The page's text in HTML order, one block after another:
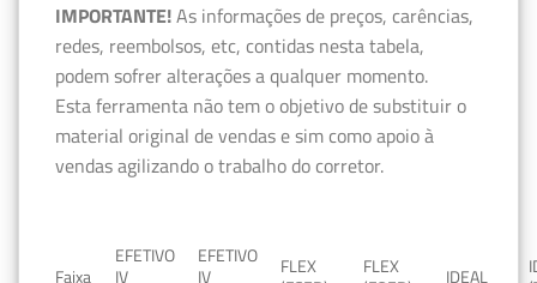
IMPORTANTE!As informações de preços, carências,
redes, reembolsos, etc, contidas nesta tabela,
podem sofrer alterações a qualquer momento.
Esta ferramenta não tem o objetivo de substituir o
material original de vendas e sim como apoio à
vendas agilizando o trabalho do corretor.
Faixa
EFETIVO
IV
EFETIVO
IV
FLEX
FLEX
IDEAL